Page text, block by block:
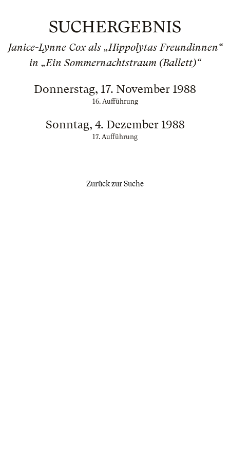
SUCHERGEBNIS
Janice-Lynne Cox als „Hippolytas Freundinnen“
in „Ein Sommernachtstraum (Ballett)“
Donnerstag, 17. November 1988
16. Aufführung
Sonntag, 4. Dezember 1988
17. Aufführung
Zurück zur Suche